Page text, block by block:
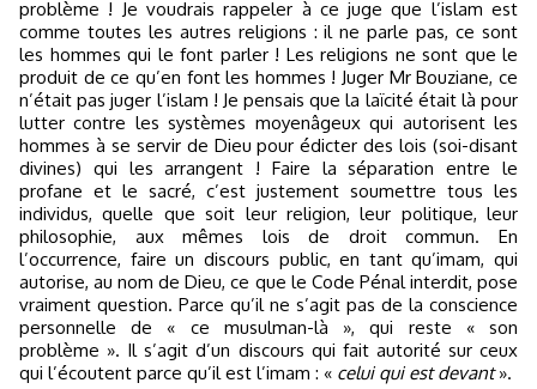
problème ! Je voudrais rappeler à ce juge que l’islam est
comme toutes les autres religions : il ne parle pas, ce sont
les hommes qui le font parler ! Les religions ne sont que le
produit de ce qu’en font les hommes ! Juger Mr Bouziane, ce
n’était pas juger l’islam ! Je pensais que la laïcité était là pour
lutter contre les systèmes moyenâgeux qui autorisent les
hommes à se servir de Dieu pour édicter des lois (soi-disant
divines) qui les arrangent ! Faire la séparation entre le
profane et le sacré, c’est justement soumettre tous les
individus, quelle que soit leur religion, leur politique, leur
philosophie, aux mêmes lois de droit commun. En
l’occurrence, faire un discours public, en tant qu’imam, qui
autorise, au nom de Dieu, ce que le Code Pénal interdit, pose
vraiment question. Parce qu’il ne s’agit pas de la conscience
personnelle de « ce musulman-là », qui reste « son
problème ». Il s’agit d’un discours qui fait autorité sur ceux
qui l’écoutent parce qu’il est l’imam : « celui qui est devant».